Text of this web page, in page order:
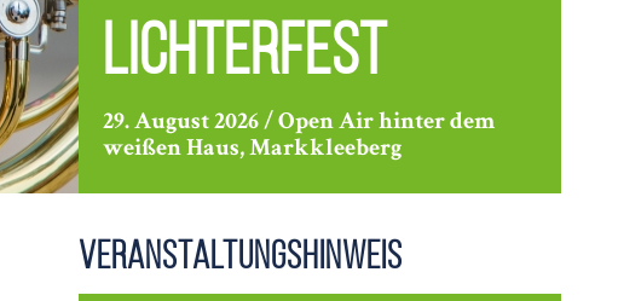
Lichterfest
29. August 2026 / Open Air hinter dem
weißen Haus, Markkleeberg
Veranstaltungshinweis